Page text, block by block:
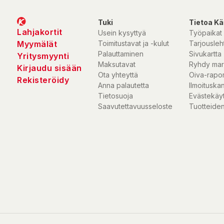
Lahjakortit
Myymälät
Yritysmyynti
Kirjaudu sisään
Rekisteröidy
Tuki
Usein kysyttyä
Toimitustavat ja -kulut
Palauttaminen
Maksutavat
Ota yhteyttä
Anna palautetta
Tietosuoja
Saavutettavuusseloste
Tietoa
Työpaikat
Sivukartta
Ryhdy
Oiva-